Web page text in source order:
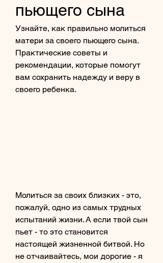
пьющего сына
Узнайте, как правильно молиться
матери за своего пьющего сына.
Практические советы и
рекомендации, которые помогут
вам сохранить надежду и веру в
своего ребенка.
Молиться за своих близких - это,
пожалуй, одно из самых трудных
испытаний жизни. А если твой сын
пьет - то это становится
настоящей жизненной битвой. Но
не отчаивайтесь, мои дорогие - я